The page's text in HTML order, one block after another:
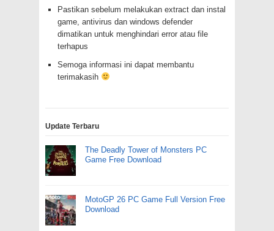
Pastikan sebelum melakukan extract dan instal
game, antivirus dan windows defender
dimatikan untuk menghindari error atau file
terhapus
Semoga informasi ini dapat membantu
terimakasih
Update Terbaru
The Deadly Tower of Monsters PC
Game Free Download
MotoGP 26 PC Game Full Version Free
Download